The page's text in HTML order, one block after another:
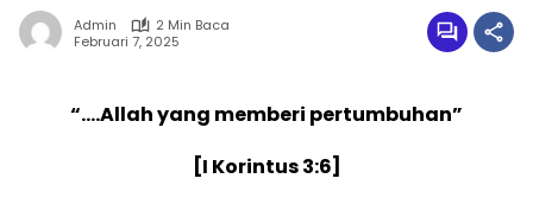
Admin
2 Min Baca
Februari 7, 2025
“….Allah yang memberi pertumbuhan”
[I Korintus 3:6]